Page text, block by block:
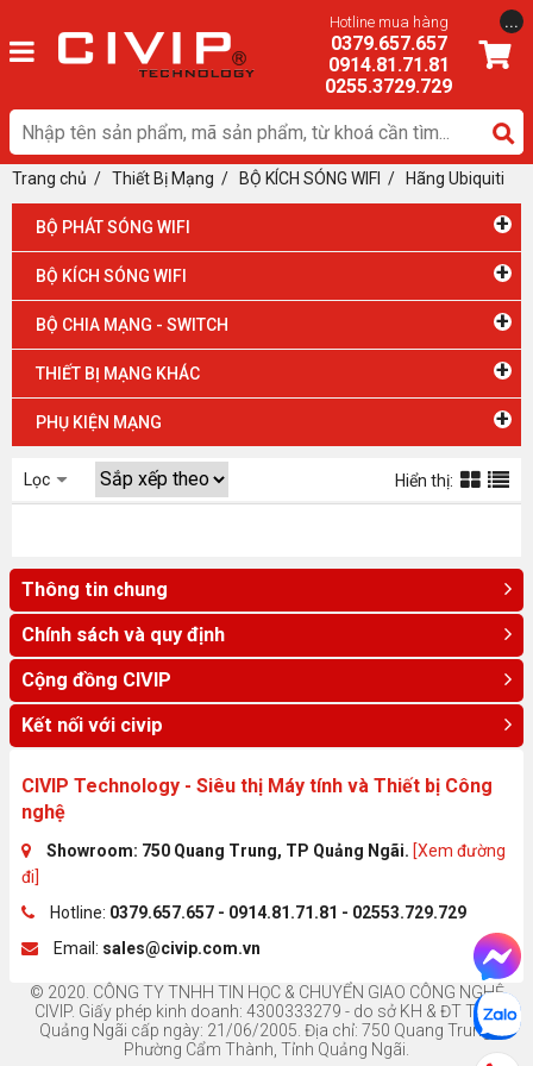
Hotline mua hàng
0379.657.657
0914.81.71.81
0255.3729.729
...
Trang chủ / Thiết Bị Mạng / BỘ KÍCH SÓNG WIFI / Hãng Ubiquiti
BỘ PHÁT SÓNG WIFI +
BỘ KÍCH SÓNG WIFI +
BỘ CHIA MẠNG - SWITCH +
THIẾT BỊ MẠNG KHÁC +
PHỤ KIỆN MẠNG +
Lọc Hiển thị:
Thông tin chung
Chính sách và quy định
Cộng đồng CIVIP
Kết nối với civip
CIVIP Technology - Siêu thị Máy tính và Thiết bị Công
nghệ
Showroom: 750 Quang Trung, TP Quảng Ngãi. [Xem đường
đi]
Hotline: 0379.657.657 - 0914.81.71.81 - 02553.729.729
Email: sales@civip.com.vn
© 2020. CÔNG TY TNHH TIN HỌC & CHUYỂN GIAO CÔNG NGHỆ
CIVIP. Giấy phép kinh doanh: 4300333279 - do sở KH & ĐT Tỉnh
Quảng Ngãi cấp ngày: 21/06/2005. Địa chỉ: 750 Quang Trung,
Phường Cẩm Thành, Tỉnh Quảng Ngãi.